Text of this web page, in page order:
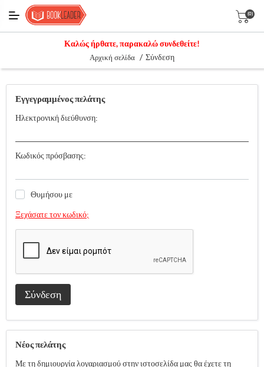
(0)
Καλώς ήρθατε, παρακαλώ συνδεθείτε!
Αρχική σελίδα / Σύνδεση
Εγγεγραμμένος πελάτης
Ηλεκτρονική διεύθυνση:
Κωδικός πρόσβασης:
Θυμήσου με
Ξεχάσατε τον κωδικό;
Σύνδεση
Νέος πελάτης
Με τη δημιουργία λογαριασμού στην ιστοσελίδα μας θα έχετε τη